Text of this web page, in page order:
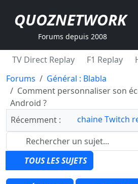
QUOZNETWORK
Forums depuis 2008
TV Direct Replay F1 Replay
Forums
Général : Blabla
Comment personnaliser son
Android ?
Récemment :
chaine Twitch
TOUS LES SUJETS